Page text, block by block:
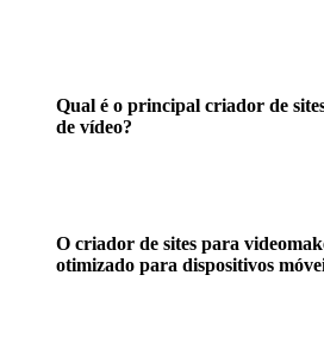
Qual é o principal criador de
de vídeo?
O criador de sites para
otimizado para dispositivos